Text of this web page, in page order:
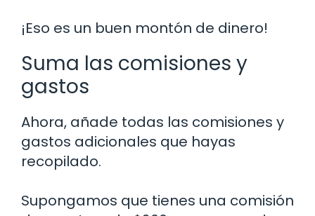
¡Eso es un buen montón de dinero!
Suma las comisiones y
gastos
Ahora, añade todas las comisiones y
gastos adicionales que hayas
recopilado.
Supongamos que tienes una comisión